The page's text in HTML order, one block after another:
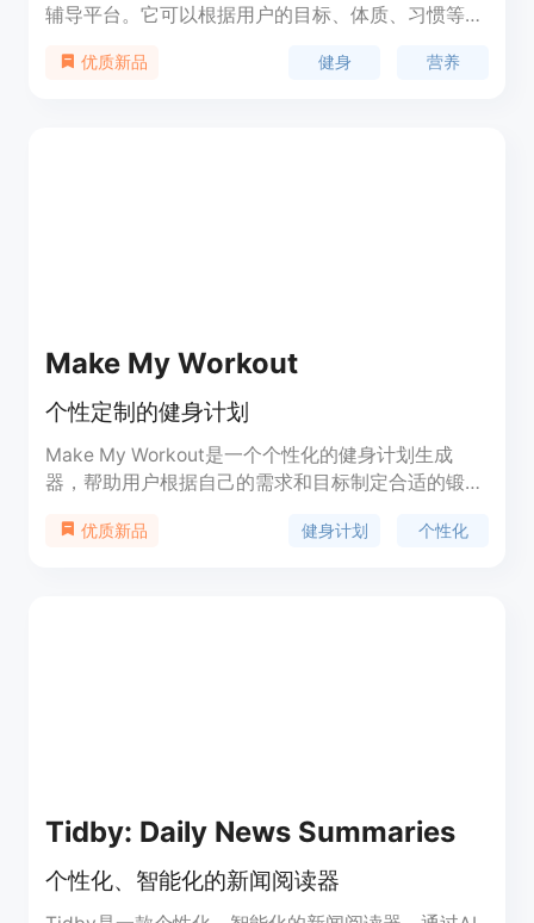
辅导平台。它可以根据用户的目标、体质、习惯等参
训练计划个性化,辅导更有针对性。用户只需要输入
优质新品 健身 营养
Make My Workout
个性定制的健身计划
Make My Workout是一个个性化的健身计划生成
器，帮助用户根据自己的需求和目标制定合适的锻炼
根据用户的身体状况和目标自动生成适合的锻炼计
优质新品 健身计划 个性化
Tidby: Daily News Summaries
个性化、智能化的新闻阅读器